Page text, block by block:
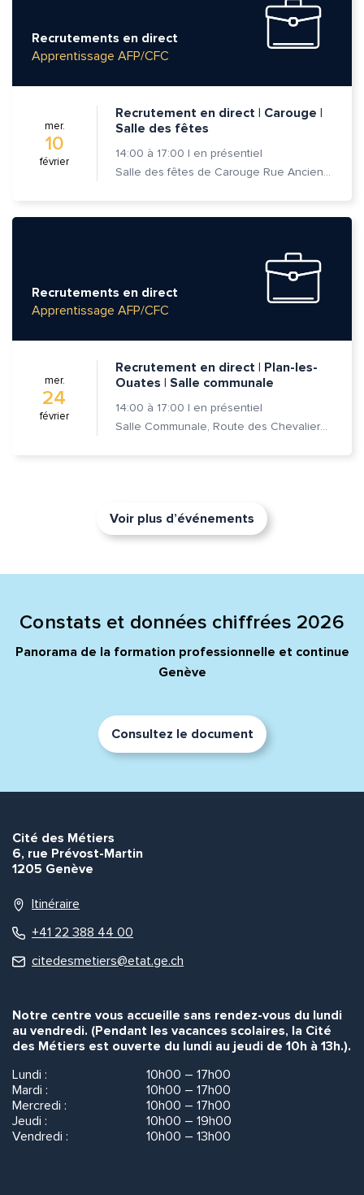
Recrutements en direct
Apprentissage AFP/CFC
mer.
10
février
Recrutement en direct | Carouge |
Salle des fêtes
14:00 à 17:00 | en présentiel
Salle des fêtes de Carouge Rue Ancienne 37, 1227 Carouge
Recrutements en direct
Apprentissage AFP/CFC
mer.
24
février
Recrutement en direct | Plan-les-
Ouates | Salle communale
14:00 à 17:00 | en présentiel
Salle Communale, Route des Chevaliers-de-Malte 7, 1228 Plan-les-Ouates
Voir plus d’événements
Constats et données chiffrées 2026
Panorama de la formation professionnelle et continue
Genève
Consultez le document
Cité des Métiers
6, rue Prévost-Martin
1205 Genève
Itinéraire
+41 22 388 44 00
citedesmetiers@etat.ge.ch
Notre centre vous accueille sans rendez-vous du lundi
au vendredi. (Pendant les vacances scolaires, la Cité
des Métiers est ouverte du lundi au jeudi de 10h à 13h.).
Lundi :
10h00 – 17h00
Mardi :
10h00 – 17h00
Mercredi :
10h00 – 17h00
Jeudi :
10h00 – 19h00
Vendredi :
10h00 – 13h00